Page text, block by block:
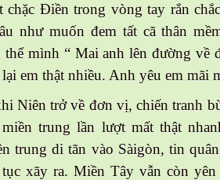
Điền trong vòng tay rắn
như muốn đem tất cã thân
mình “ Mai anh lên đường về
em thật nhiều. Anh yêu em mãi
Niên trở về đơn vị, chiến tranh
trung lần lượt mất thật
trung di tãn vào Sàigòn, tin
xãy ra. Miền Tây vẫn còn